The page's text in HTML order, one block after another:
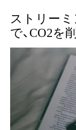
ストリー
で、CO2を